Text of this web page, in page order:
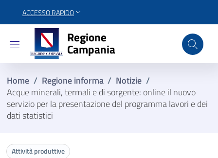
ACCESSO RAPIDO
Regione Campania
Regione
Campania
Home / Regione informa / Notizie /
Acque minerali, termali e di sorgente: online il nuovo
servizio per la presentazione del programma lavori e dei
dati statistici
Attività produttive